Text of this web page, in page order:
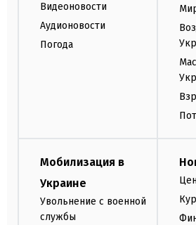
Видеоновости
Аудионовости
Погода
Мобилизация в
Украине
Увольнение с военной
службы